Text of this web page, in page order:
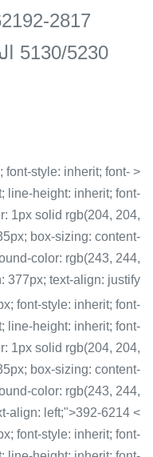
5130/5230 السكك الحديدية المشتركة
font-style: inherit; font-
line-height: inherit; font-
1px solid rgb(204, 204,
box-sizing: content-
color: rgb(243, 244,
377px; text-align: justify;">
font-style: inherit; font-
line-height: inherit; font-
1px solid rgb(204, 204,
box-sizing: content-
color: rgb(243, 244,
align: left;">392-6214 <
font-style: inherit; font-